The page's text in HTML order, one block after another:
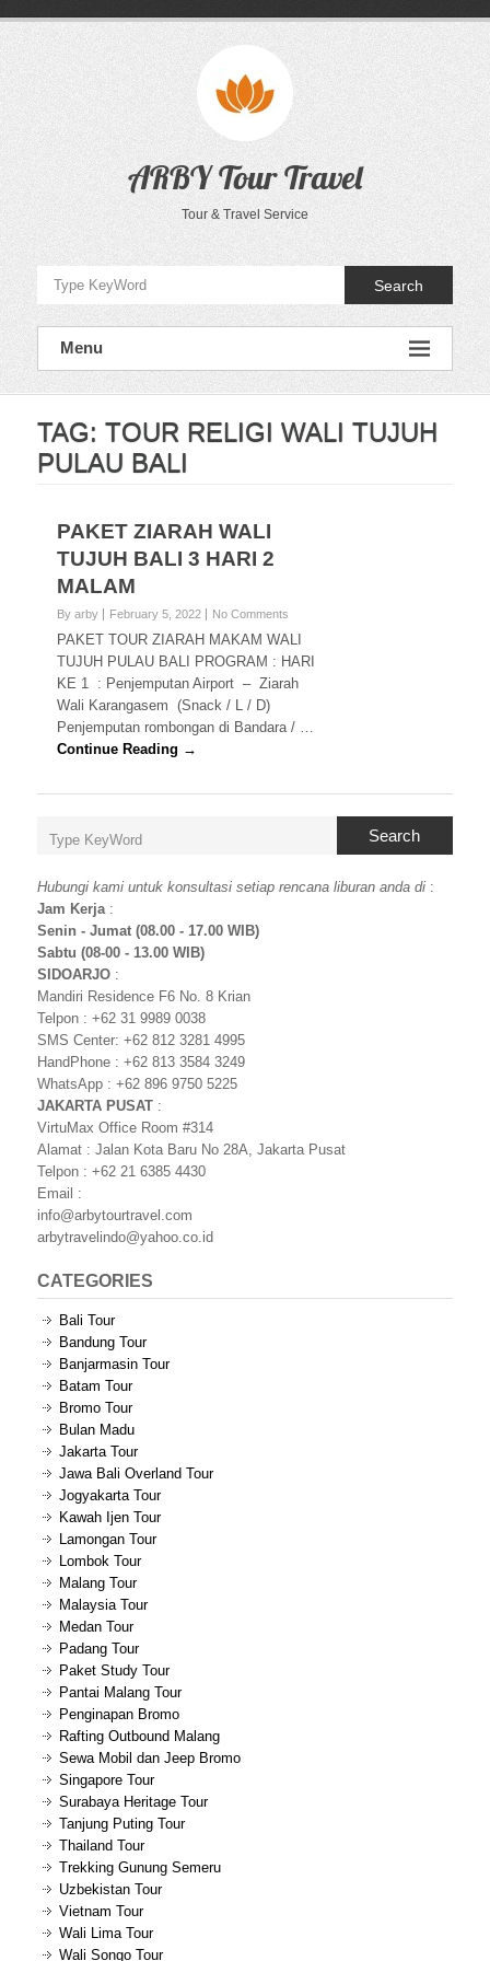
ARBY Tour Travel
Tour & Travel Service
Search
Menu
TAG: TOUR RELIGI WALI TUJUH
PULAU BALI
PAKET ZIARAH WALI
TUJUH BALI 3 HARI 2
MALAM
By arby February 5, 2022 No Comments
PAKET TOUR ZIARAH MAKAM WALI
TUJUH PULAU BALI PROGRAM : HARI
KE 1 : Penjemputan Airport – Ziarah
Wali Karangasem (Snack / L / D)
Penjemputan rombongan di Bandara / …
Continue Reading →
Search
Hubungi kami untuk konsultasi setiap rencana liburan anda di :
Jam Kerja:
Senin - Jumat (08.00 - 17.00 WIB)
Sabtu (08-00 - 13.00 WIB)
SIDOARJO :
Mandiri Residence F6 No. 8 Krian
Telpon : +62 31 9989 0038
SMS Center: +62 812 3281 4995
HandPhone : +62 813 3584 3249
WhatsApp : +62 896 9750 5225
JAKARTA PUSAT :
VirtuMax Office Room #314
Alamat : Jalan Kota Baru No 28A, Jakarta Pusat
Telpon : +62 21 6385 4430
Email :
info@arbytourtravel.com
arbytravelindo@yahoo.co.id
CATEGORIES
Bali Tour
Bandung Tour
Banjarmasin Tour
Batam Tour
Bromo Tour
Bulan Madu
Jakarta Tour
Jawa Bali Overland Tour
Jogyakarta Tour
Kawah Ijen Tour
Lamongan Tour
Lombok Tour
Malang Tour
Malaysia Tour
Medan Tour
Padang Tour
Paket Study Tour
Pantai Malang Tour
Penginapan Bromo
Rafting Outbound Malang
Sewa Mobil dan Jeep Bromo
Singapore Tour
Surabaya Heritage Tour
Tanjung Puting Tour
Thailand Tour
Trekking Gunung Semeru
Uzbekistan Tour
Vietnam Tour
Wali Lima Tour
Wali Songo Tour